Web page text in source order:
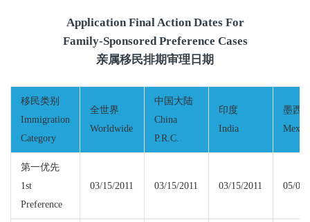
Application Final Action Dates For
Family-Sponsored Preference Cases
亲属移民排期审理日期
移民类别
Immigration
Category
全世界
Worldwide
中国大陆
China
P.R.C.
印度
India
墨西
第一优先
1st
Preference
03/15/2011 03/15/2011 03/15/2011 05/